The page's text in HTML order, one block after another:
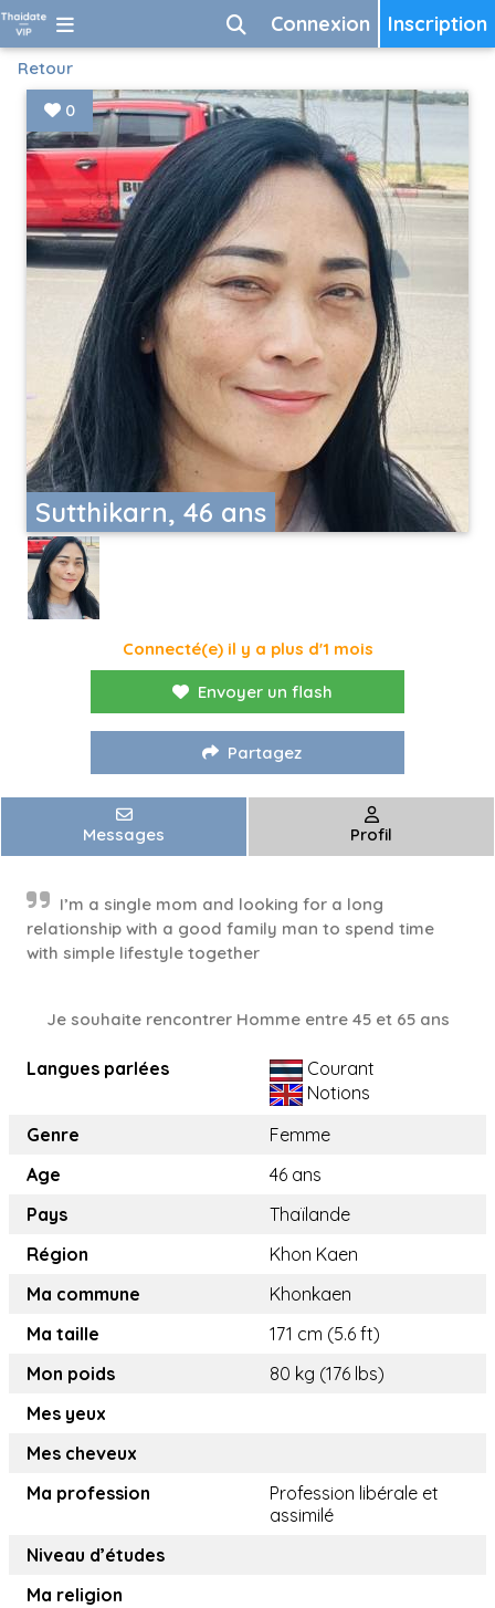
Inscription
Connexion
Retour
Sutthikarn, 46 ans
0
Connecté(e) il y a plus d'1 mois
Envoyer un flash
Partagez
Messages Profil
I’m a single mom and looking for a long
relationship with a good family man to spend time
with simple lifestyle together
Je souhaite rencontrer Homme entre 45 et 65 ans
Langues parlées
Courant
Notions
Genre
Femme
Age
46 ans
Pays
Thaïlande
Région
Khon Kaen
Ma commune
Khonkaen
Ma taille
171 cm (5.6 ft)
Mon poids
80 kg (176 lbs)
Mes yeux
Mes cheveux
Ma profession
Profession libérale et
assimilé
Niveau d’études
Ma religion